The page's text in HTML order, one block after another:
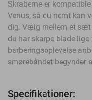
Skraberne er
Venus, så du nemt kan
dig. Vælg mellem et sæt
du har skarpe blade
barberingsoplevelse
smørebåndet begynder
Specifikationer: